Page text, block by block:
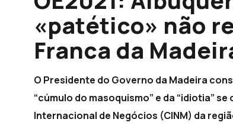
«patético» não
Franca da
O Presidente do Governo da Madeira
“cúmulo do masoquismo” e da “idiotia”
Internacional de Negócios (CINM) da